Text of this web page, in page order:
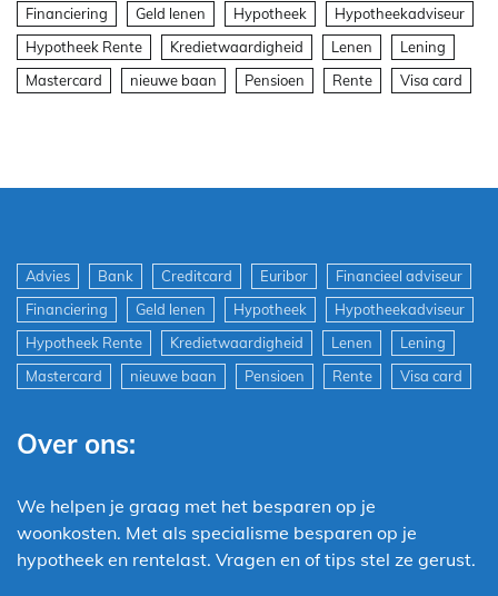
Financiering
Geld lenen Hypotheek
Hypotheekadviseur
Hypotheek Rente
Kredietwaardigheid Lenen
Lening
Mastercard
nieuwe baan Pensioen Rente Visa card
Advies Bank Creditcard Euribor
Financieel adviseur
Financiering
Geld lenen Hypotheek
Hypotheekadviseur
Hypotheek Rente
Kredietwaardigheid Lenen
Lening
Mastercard
nieuwe baan Pensioen Rente Visa card
Over ons:
We helpen je graag met het besparen op je
woonkosten. Met als specialisme besparen op je
hypotheek en rentelast. Vragen en of tips stel ze gerust.